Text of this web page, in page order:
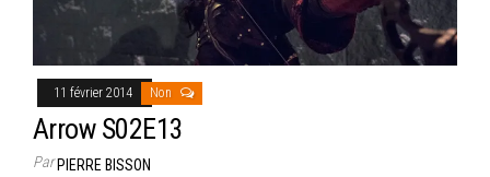
11 février 2014 Non
Arrow S02E13
ParPIERRE BISSON